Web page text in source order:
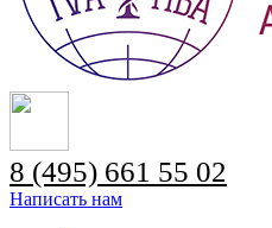
8 (495) 661 55 02
Написать нам